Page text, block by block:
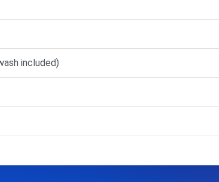
included)